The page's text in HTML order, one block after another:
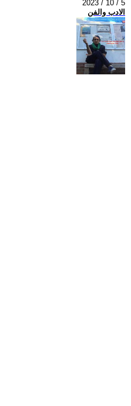
2023 / 10 / 5
الادب والفن